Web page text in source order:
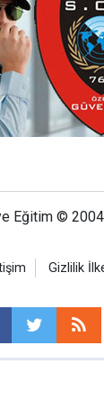
Eğitim © 2004
Gizlilik